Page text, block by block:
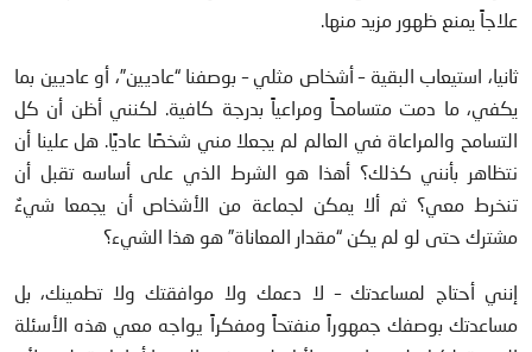
علاجاً يمنع ظهور مزيد منها.
ثانيا، استيعاب البقية – أشخاص مثلي – بوصفنا “عاديين”، أو عاديين بما
يكفي، ما دمت متسامحاً ومراعياً بدرجة كافية. لكنني أظن أن كل
التسامح والمراعاة في العالم لم يجعلا مني شخصًا عاديًا. هل علينا أن
نتظاهر بأنني كذلك؟ أهذا هو الشرط الذي على أساسه تقبل أن
تنخرط معي؟ ثم ألا يمكن لجماعة من الأشخاص أن يجمعا شيءٌ
مشترك حتى لو لم يكن “مقدار المعاناة” هو هذا الشيء؟
إنني أحتاج لمساعدتك – لا دعمك ولا موافقتك ولا تطمينك، بل
مساعدتك بوصفك جمهوراً منفتحاً ومفكراً يواجه معي هذه الأسئلة